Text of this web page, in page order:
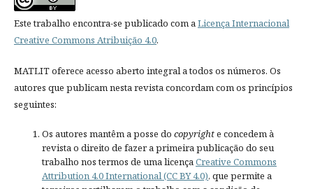
Este trabalho encontra-se publicado com aLicença Internacional
Creative Commons Atribuição 4.0.
MATLIT oferece acesso aberto integral a todos os números. Os
autores que publicam nesta revista concordam com os princípios
seguintes:
Os autores mantêm a posse do copyrighte concedem à
revista o direito de fazer a primeira publicação do seu
trabalho nos termos de uma licençaCreative Commons
Attribution 4.0 International (CC BY 4.0), que permite a